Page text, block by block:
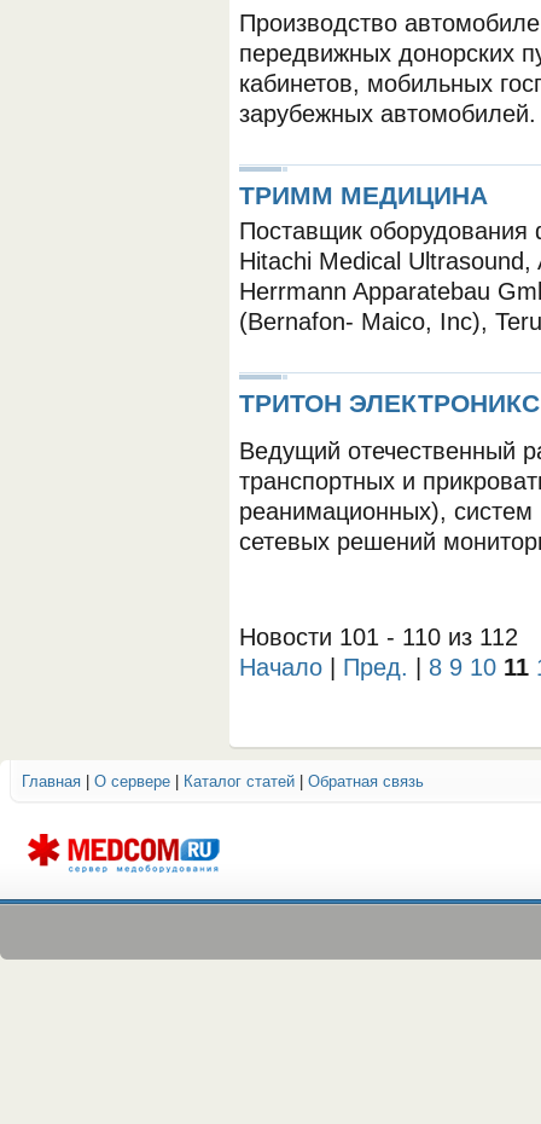
Производство
передвижных донорских
кабинетов, мобильных
зарубежных автомобилей.
ТРИММ МЕДИЦИНА
Поставщик
Hitachi Medical
Herrmann Apparatebau
(Bernafon- Maico, Inc),
ТРИТОН ЭЛЕКТРОНИКС
Ведущий отечественный
транспортных и
реанимационных), систем
сетевых решений
Новости 101 - 110 из 112
Начало
Пред. 8 9 10 11
Главная О сервере Каталог статей Обратная связь